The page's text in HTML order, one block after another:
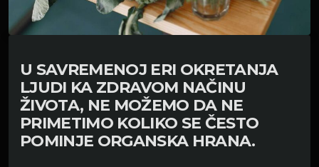
U SAVREMENOJ ERI OKRETANJA
LJUDI KA ZDRAVOM NAČINU
ŽIVOTA, NE MOŽEMO DA NE
PRIMETIMO KOLIKO SE ČESTO
POMINJE ORGANSKA HRANA.